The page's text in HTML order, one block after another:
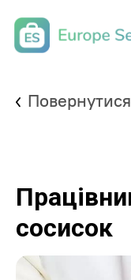
сосисок